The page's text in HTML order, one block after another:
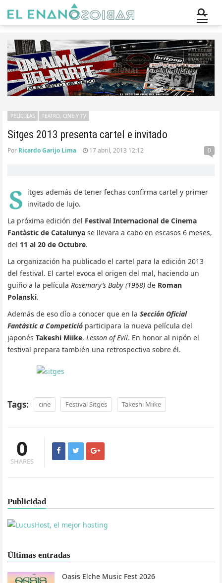
Sitges 2013 presenta cartel e invitado
PELÍCULAS TEATRO, CINE Y TV
Por Ricardo Garijo Lima 17 abril, 2013 12:12 0
S itges además de tener fechas confirma cartel y primer
invitado de lujo.
La próxima edición del Festival Internacional de Cinema
Fantàstic de Catalunya se llevara a cabo en escasos 6 meses,
del 11 al 20 de Octubre.
La organización ha publicado el cartel para la edición 2013
del festival. El cartel evoca el origen del mal, haciendo un
guiño a la película Rosemary’s Baby (1968) de Roman
Polanski.
Además de eso dío a conocer que en la Sección Oficial
Fantàstic a Competició participara la nueva película del
japonés Takeshi Miike, Lesson of Evil. En honor al nipón el
festival prepara también una retrospectiva sobre él.
Tags: cine Festival Sitges Takeshi Miike
0
SHARES
Publicidad
Últimas entradas
Oasis Elche Music Fest 2026